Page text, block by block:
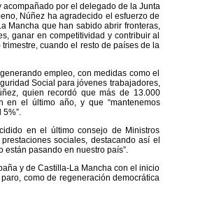
acompañado por el delegado de la Junta
Núñez ha agradecido el esfuerzo de
Mancha que han sabido abrir fronteras,
ganar en competitividad y contribuir al
cuando el resto de países de la
empleo, con medidas como el
Social para jóvenes trabajadores,
quien recordó que más de 13.000
en el último año, y que “mantenemos
en el último consejo de Ministros
sociales, destacando así el
pasando en nuestro país”.
y de Castilla-La Mancha con el inicio
como de regeneración democrática